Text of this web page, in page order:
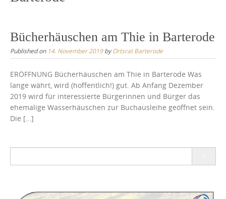
Bücherhäuschen am Thie in Barterode
Published on 14. November 2019byOrtsrat Barterode
ERÖFFNUNG Bücherhäuschen am Thie in Barterode Was
lange währt, wird (hoffentlich!) gut. Ab Anfang Dezember
2019 wird für interessierte Bürgerinnen und Bürger das
ehemalige Wasserhäuschen zur Buchausleihe geöffnet sein.
Die […]